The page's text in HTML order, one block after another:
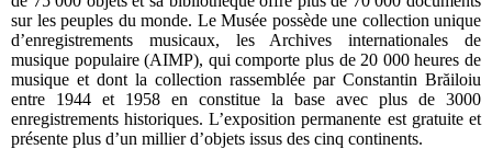
sur les peuples du monde. Le Musée possède une collection unique
d’enregistrements musicaux, les Archives internationales de
musique populaire (AIMP), qui comporte plus de 20 000 heures de
musique et dont la collection rassemblée par Constantin Brăiloiu
entre 1944 et 1958 en constitue la base avec plus de 3000
enregistrements historiques. L’exposition permanente est gratuite et
présente plus d’un millier d’objets issus des cinq continents.